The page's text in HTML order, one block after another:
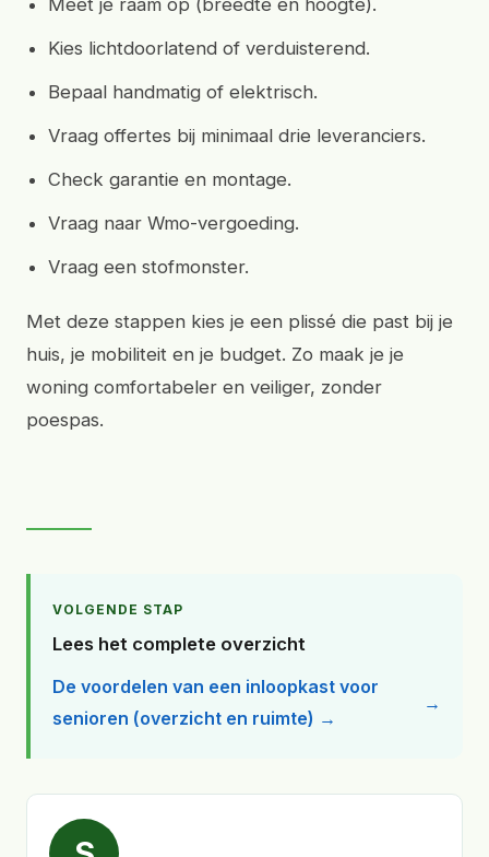
Meet je raam op (breedte en hoogte).
Kies lichtdoorlatend of verduisterend.
Bepaal handmatig of elektrisch.
Vraag offertes bij minimaal drie leveranciers.
Check garantie en montage.
Vraag naar Wmo-vergoeding.
Vraag een stofmonster.
Met deze stappen kies je een plissé die past bij je
huis, je mobiliteit en je budget. Zo maak je je
woning comfortabeler en veiliger, zonder
poespas.
VOLGENDE STAP
Lees het complete overzicht
De voordelen van een inloopkast voor
senioren (overzicht en ruimte) →